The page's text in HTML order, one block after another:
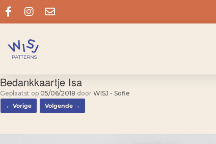
Bedankkaartje Isa
Geplaatst op 05/06/2018 door WISJ - Sofie
← Vorige Volgende →